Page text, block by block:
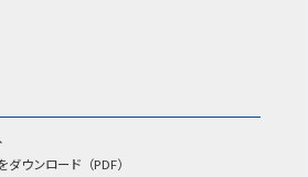
ダウンロード（PDF）